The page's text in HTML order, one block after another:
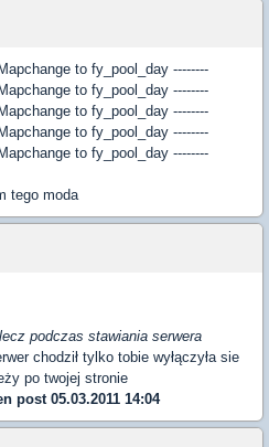
to fy_pool_day --------
to fy_pool_day --------
to fy_pool_day --------
to fy_pool_day --------
to fy_pool_day --------
tego moda
podczas stawiania serwera
chodził tylko tobie wyłączyła sie
po twojej stronie
post 05.03.2011 14:04